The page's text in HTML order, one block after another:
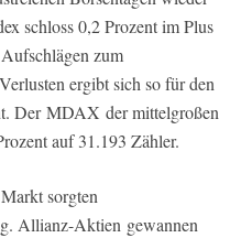
schloss 0,2 Prozent im Plus
zum
ergibt sich so für den
Der MDAX der mittelgroßen
auf 31.193 Zähler.
sorgten
Allianz-Aktien gewannen